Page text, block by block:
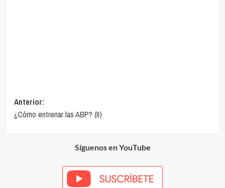
Navegación
de
Anterior:
¿Cómo entrenar las ABP? (II)
Síguenos en YouTube